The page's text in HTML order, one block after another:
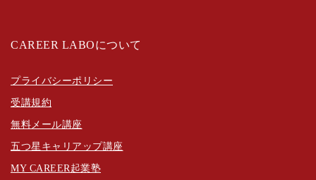
CAREER LABOについて
プライバシーポリシー
受講規約
無料メール講座
五つ星キャリアップ講座
MY CAREER起業塾